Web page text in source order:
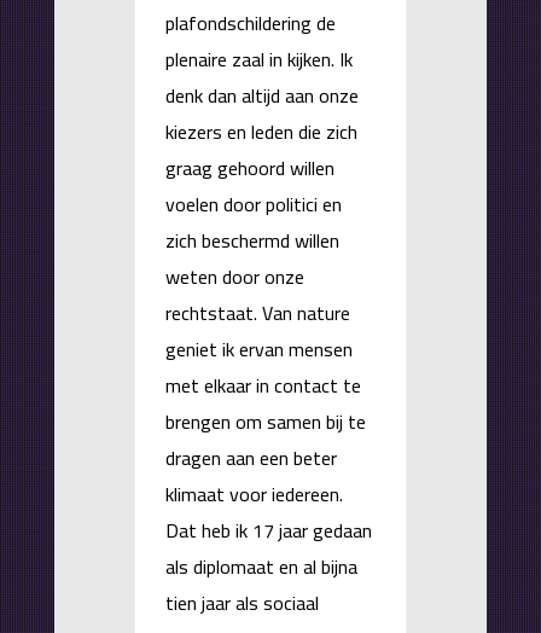
plafondschildering de
plenaire zaal in kijken. Ik
denk dan altijd aan onze
kiezers en leden die zich
graag gehoord willen
voelen door politici en
zich beschermd willen
weten door onze
rechtstaat. Van nature
geniet ik ervan mensen
met elkaar in contact te
brengen om samen bij te
dragen aan een beter
klimaat voor iedereen.
Dat heb ik 17 jaar gedaan
als diplomaat en al bijna
tien jaar als sociaal